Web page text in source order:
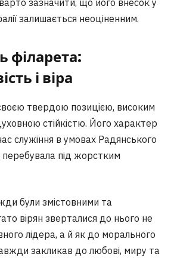
зазначити, що його внесок у
залишається неоціненним.
філарета:
і віра
твердою позицією, високим
стійкістю. Його характер
служіння в умовах Радянського
під жорстким
були змістовними та
вірян зверталися до нього не
лідера, а й як до морального
закликав до любові, миру та